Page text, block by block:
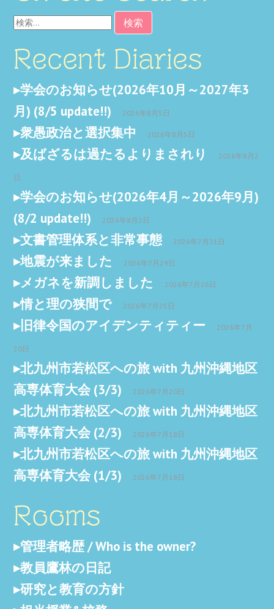
検
索:
Recent Diaries
学会のお知らせ(2026年10月～2027年3
月) (8/5 update!!)
2026年8月5日
衆愚政治と選択集中 2026年8月5日
及ばざるは過たるよりまされり 2026年8月2
日
学会のお知らせ(2026年4月～2026年9月)
(8/2 update!!)
2026年8月2日
文書管理体系と非常事態 2026年7月31日
地震が来ました 2026年7月29日
メガネを新調しました 2026年7月26日
情と理の狭間で 2026年7月25日
旧律令国のアイデンティティー 2026年7月
20日
北九州市若松区への旅 with 九州沖縄地区
高専体育大会 (3/3)
2026年7月20日
北九州市若松区への旅 with 九州沖縄地区
高専体育大会 (2/3)
2026年7月18日
北九州市若松区への旅 with 九州沖縄地区
高専体育大会 (1/3)
2026年7月18日
Rooms
管理者略歴 / Who is the owner?
教員鷹林の日記
研究と教育の方針